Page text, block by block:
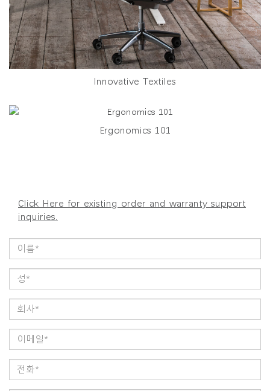
Innovative Textiles
Ergonomics 101
Click Here for existing order and warranty support
inquiries.